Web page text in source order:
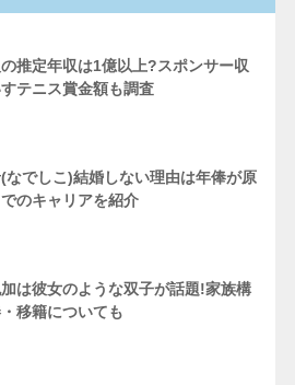
推定年収は1億以上?スポンサー収
テニス賞金額も調査
なでしこ)結婚しない理由は年俸が原
のキャリアを紹介
は彼女のような双子が話題!家族構
移籍についても